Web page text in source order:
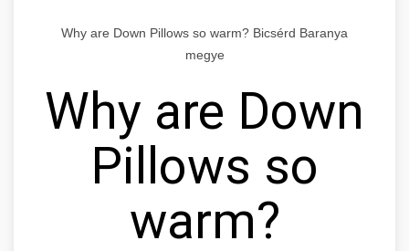
Why are Down Pillows so warm? Bicsérd Baranya
megye
Why are Down
Pillows so
warm?